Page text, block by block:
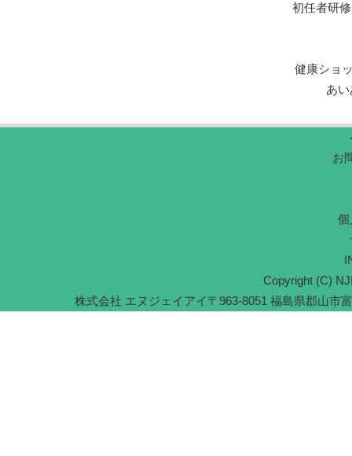
初任者研修
健康ショ
あ
お
個
Copyright (C)
株式会社 エヌジェイアイ〒963-8051 福島県郡山市